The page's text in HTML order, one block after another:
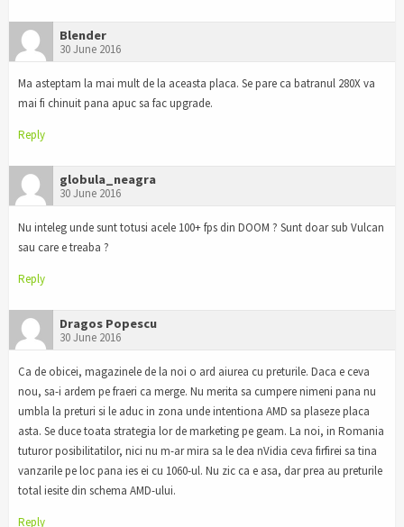
Blender
30 June 2016
Ma asteptam la mai mult de la aceasta placa. Se pare ca batranul 280X va
mai fi chinuit pana apuc sa fac upgrade.
Reply
globula_neagra
30 June 2016
Nu inteleg unde sunt totusi acele 100+ fps din DOOM ? Sunt doar sub Vulcan
sau care e treaba ?
Reply
Dragos Popescu
30 June 2016
Ca de obicei, magazinele de la noi o ard aiurea cu preturile. Daca e ceva
nou, sa-i ardem pe fraeri ca merge. Nu merita sa cumpere nimeni pana nu
umbla la preturi si le aduc in zona unde intentiona AMD sa plaseze placa
asta. Se duce toata strategia lor de marketing pe geam. La noi, in Romania
tuturor posibilitatilor, nici nu m-ar mira sa le dea nVidia ceva firfirei sa tina
vanzarile pe loc pana ies ei cu 1060-ul. Nu zic ca e asa, dar prea au preturile
total iesite din schema AMD-ului.
Reply